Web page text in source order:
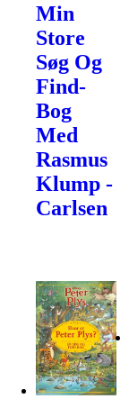
Min
Store
Søg Og
Find-
Bog
Med
Rasmus
Klump -
Carlsen